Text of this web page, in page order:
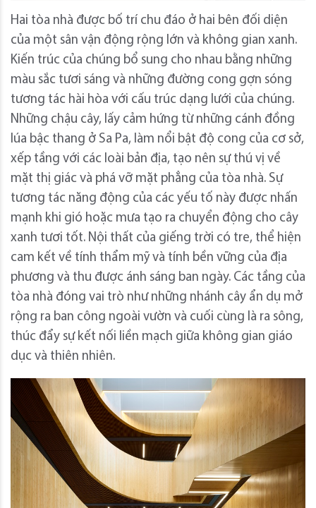
Hai tòa nhà được bố trí chu đáo ở hai bên đối diện
của một sân vận động rộng lớn và không gian xanh.
Kiến trúc của chúng bổ sung cho nhau bằng những
màu sắc tươi sáng và những đường cong gợn sóng
tương tác hài hòa với cấu trúc dạng lưới của chúng.
Những chậu cây, lấy cảm hứng từ những cánh đồng
lúa bậc thang ở Sa Pa, làm nổi bật độ cong của cơ sở,
xếp tầng với các loài bản địa, tạo nên sự thú vị về
mặt thị giác và phá vỡ mặt phẳng của tòa nhà. Sự
tương tác năng động của các yếu tố này được nhấn
mạnh khi gió hoặc mưa tạo ra chuyển động cho cây
xanh tươi tốt. Nội thất của giếng trời có tre, thể hiện
cam kết về tính thẩm mỹ và tính bền vững của địa
phương và thu được ánh sáng ban ngày. Các tầng của
tòa nhà đóng vai trò như những nhánh cây ẩn dụ mở
rộng ra ban công ngoài vườn và cuối cùng là ra sông,
thúc đẩy sự kết nối liền mạch giữa không gian giáo
dục và thiên nhiên.